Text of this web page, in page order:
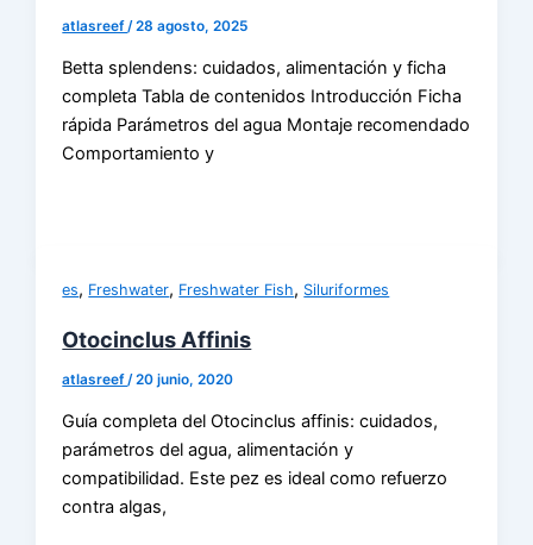
atlasreef /28 agosto, 2025
Betta splendens: cuidados, alimentación y ficha
completa Tabla de contenidos Introducción Ficha
rápida Parámetros del agua Montaje recomendado
Comportamiento y
es, Freshwater, Freshwater Fish, Siluriformes
Otocinclus Affinis
atlasreef/20 junio, 2020
Guía completa del Otocinclus affinis: cuidados,
parámetros del agua, alimentación y
compatibilidad. Este pez es ideal como refuerzo
contra algas,